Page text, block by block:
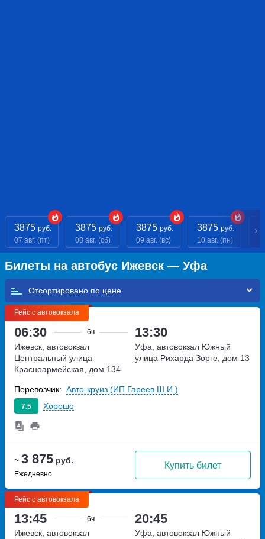
3875 руб.
07 авг. (пт)
3875 руб.
08 авг. (сб)
3875 руб.
09 авг. (вс)
3875 руб.
10 авг. (пн)
Билеты на автобус Ижевск — Уфа
Отсортировано по
Рейс с автовокзала
06:30 6ч 13:30
~ 3 875 руб.
Ежедневно
Купить билет
Ижевск, автовокзал
Центральный улица
Красноармейская, дом 134
Уфа, автовокзал Южный
улица Рихарда Зорге, дом 13
7.5 Хорошо
Перевозчик: Авто-круиз (ИП Гареев Ш.И.)
Рейс с автовокзала
13:45 6ч 20:45
Ижевск, автовокзал
Уфа, автовокзал Южный